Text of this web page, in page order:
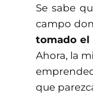
Se sabe
campo
tomado el
Ahora, la
que